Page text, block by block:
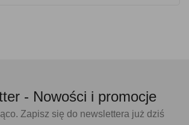
- Nowości i promocje
Zapisz się do newslettera już dziś